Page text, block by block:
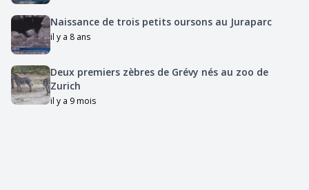
Naissance de trois petits oursons au Juraparc
il y a 8 ans
Deux premiers zèbres de Grévy nés au zoo de
Zurich
il y a 9 mois